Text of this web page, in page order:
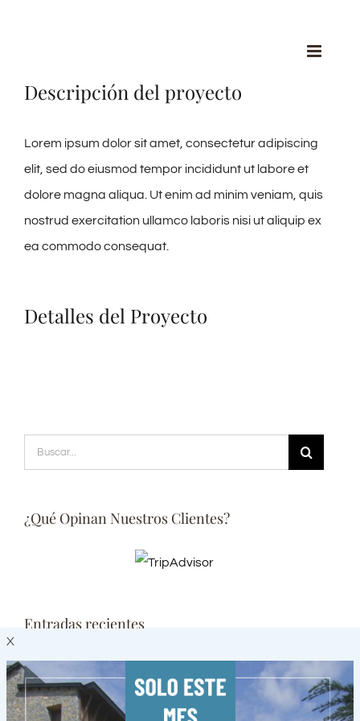
Descripción del proyecto
Lorem ipsum dolor sit amet, consectetur adipiscing
elit, sed do eiusmod tempor incididunt ut labore et
dolore magna aliqua. Ut enim ad minim veniam, quis
nostrud exercitation ullamco laboris nisi ut aliquip ex
ea commodo consequat.
Detalles del Proyecto
Buscar:
¿Qué Opinan Nuestros Clientes?
Entradas recientes
Cuatro pueblos con encanto del Pirineo
X